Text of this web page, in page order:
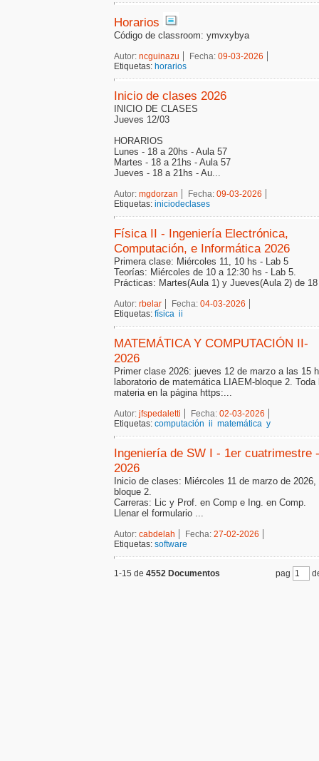
Horarios
Código de classroom: ymvxybya
Autor: ncguinazu Fecha: 09-03-2026
Etiquetas: horarios
Inicio de clases 2026
INICIO DE CLASES
Jueves 12/03
HORARIOS
Lunes - 18 a 20hs - Aula 57
Martes - 18 a 21hs - Aula 57
Jueves - 18 a 21hs - Au...
Autor: mgdorzan Fecha: 09-03-2026
Etiquetas: iniciodeclases
Física II - Ingeniería Electrónica,
Computación, e Informática 2026
Primera clase: Miércoles 11, 10 hs - Lab 5
Teorías: Miércoles de 10 a 12:30 hs - Lab 5.
Prácticas: Martes(Aula 1) y Jueves(Aula 2) de
Autor: rbelar Fecha: 04-03-2026
Etiquetas: física ii
MATEMÁTICA Y COMPUTACIÓN II-
2026
Primer clase 2026: jueves 12 de marzo a las 15
laboratorio de matemática LIAEM-bloque 2.
materia en la página https:...
Autor: jfspedaletti Fecha: 02-03-2026
Etiquetas: computación ii matemática y
Ingeniería de SW I - 1er cuatrimestre -
2026
Inicio de clases: Miércoles 11 de marzo de
bloque 2.
Carreras: Lic y Prof. en Comp e Ing. en Comp.
Llenar el formulario ...
Autor: cabdelah Fecha: 27-02-2026
Etiquetas: software
1-15 de 4552 Documentos pag